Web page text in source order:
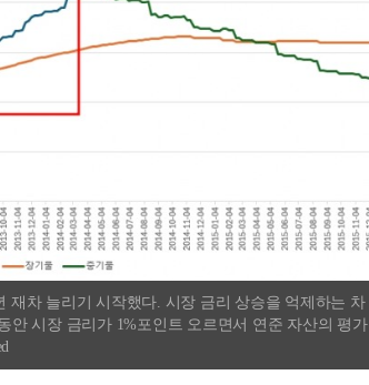
재차 늘리기 시작했다. 시장 금리 상승을 억제하는 차
안 시장 금리가 1%포인트 오르면서 연준 자산의 평가